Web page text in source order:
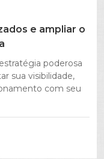
e ampliar o
poderosa
sua visibilidade,
com seu